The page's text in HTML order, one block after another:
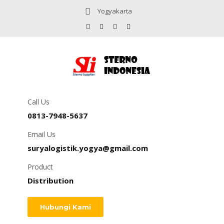
Yogyakarta
Call Us
0813-7948-5637
Email Us
suryalogistik.yogya@gmail.com
Product
Distribution
Hubungi Kami